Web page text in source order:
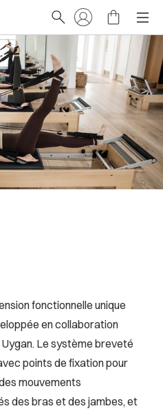
fonctionnelle unique
en collaboration
Le système breveté
points de fixation pour
mouvements
des bras et des jambes, et